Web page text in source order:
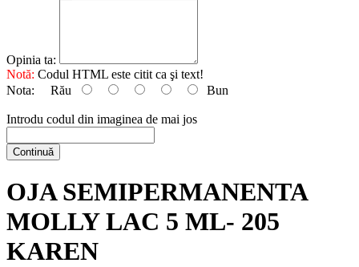
Opinia ta:
Notă: Codul HTML este citit ca şi text!
Nota: Rău Bun
Introdu codul din imaginea de mai jos
Continuă
OJA SEMIPERMANENTA
MOLLY LAC 5 ML- 205
KAREN